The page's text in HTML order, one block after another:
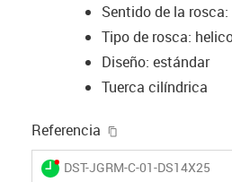
Sentido de la
Tipo de rosca:
Diseño: estándar
Tuerca cilíndrica
Referencia
igus-icon-lieferzeit-dot
DST-JGRM-C-01-DS14X25